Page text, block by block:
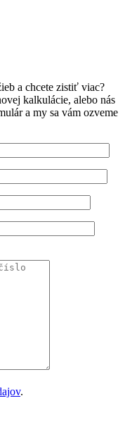
a chcete zistiť viac?
kalkulácie, alebo nás
a my sa vám ozveme
.